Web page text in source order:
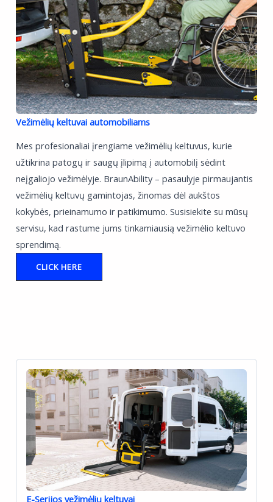
Vežimėlių keltuvai automobiliams
Mes profesionaliai įrengiame vežimėlių keltuvus, kurie
užtikrina patogų ir saugų įlipimą į automobilį sėdint
neįgaliojo vežimėlyje. BraunAbility – pasaulyje pirmaujantis
vežimėlių keltuvų gamintojas, žinomas dėl aukštos
kokybės, prieinamumo ir patikimumo. Susisiekite su mūsų
servisu, kad rastume jums tinkamiausią vežimėlio keltuvo
sprendimą.
CLICK HERE
E-Serijos vežimėlių keltuvai